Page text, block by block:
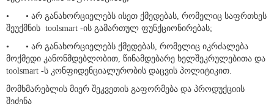
ავტორიზაციის ინფორმაციაზე;
•
• არ განახორციელებს ისეთ ქმედებას, რომელიც საფრთხეს
შეუქმნის toolsmart -ის გამართულ ფუნქციონირებას;
•
• არ განახორციელებს ქმედებას, რომელიც იკრძალება
მოქმედი კანონმდებლობით, წინამდებარე ხელშეკრულებითა და
toolsmart -ს კონფიდენციალურობის დაცვის პოლიტიკით.
მომხმარებლის მიერ შეკვეთის გაფორმება და პროდუქციის